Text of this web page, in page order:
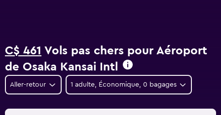
C$ 461 Vols pas chers pour Aéroport
de Osaka Kansai Intl
Aller-retour 1 adulte, Économique, 0 bagages